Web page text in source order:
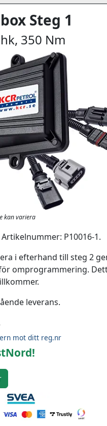
Steg 1
350 Nm
kan variera
Artikelnummer: P10016-1.
i efterhand till steg 2
omprogrammering.
leverans.
mot ditt reg.nr